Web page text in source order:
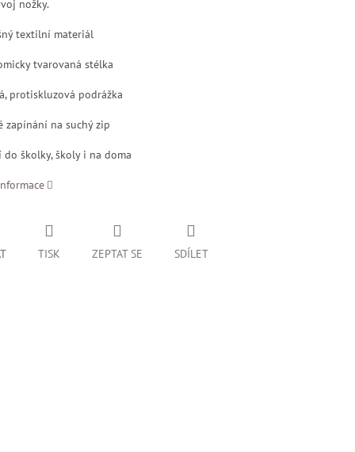
nožky.
textilní materiál
tvarovaná stélka
protiskluzová podrážka
zapínání na suchý zip
do školky, školy i na doma
TISK ZEPTAT SE SDÍLET